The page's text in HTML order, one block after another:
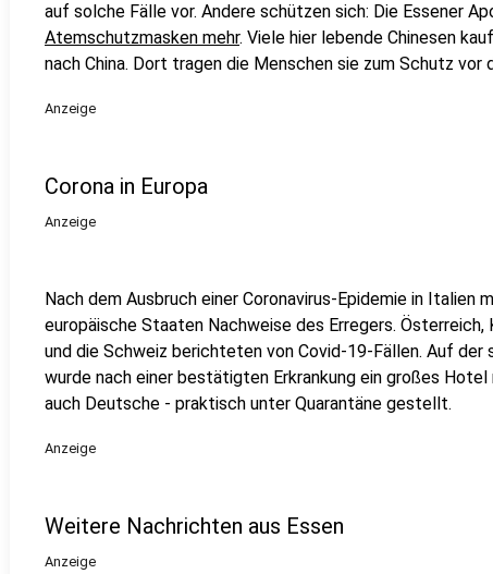
auf solche Fälle vor. Andere schützen sich: Die Essener
Atemschutzmasken mehr. Viele hier lebende Chinesen
nach China. Dort tragen die Menschen sie zum Schutz vor
Anzeige
Corona in Europa
Anzeige
Nach dem Ausbruch einer Coronavirus-Epidemie in Italien
europäische Staaten Nachweise des Erregers.
und die Schweiz berichteten von Covid-19-Fällen. Auf der
wurde nach einer bestätigten Erkrankung ein großes
auch Deutsche - praktisch unter Quarantäne gestellt.
Anzeige
Weitere Nachrichten aus Essen
Anzeige